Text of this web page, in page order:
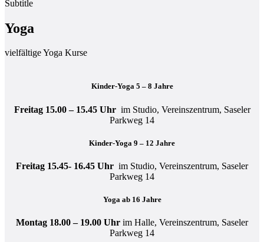
Subtitle
Yoga
vielfältige Yoga Kurse
Kinder-Yoga 5 – 8 Jahre
Freitag 15.00 – 15.45 Uhrim Studio, Vereinszentrum, Saseler
Parkweg 14
Kinder-Yoga 9 – 12 Jahre
Freitag 15.45- 16.45 Uhr im Studio, Vereinszentrum, Saseler
Parkweg 14
Yoga ab 16 Jahre
Montag 18.00 – 19.00 Uhr im Halle, Vereinszentrum, Saseler
Parkweg 14